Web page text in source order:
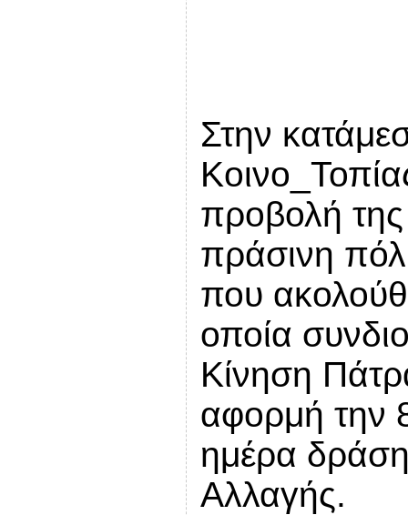
Στην
προβολή της
πράσινη
που
οποία
Κίνηση
αφορμή την
ημέρα
Αλλαγής.